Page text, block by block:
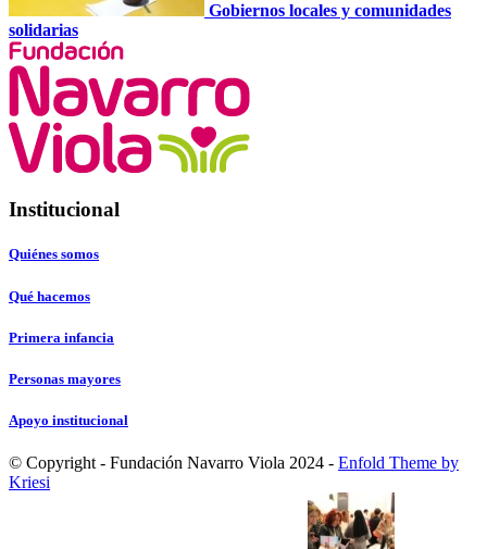
Gobiernos locales y comunidades
solidarias
Institucional
Quiénes somos
Qué hacemos
Primera infancia
Personas mayores
Apoyo institucional
© Copyright - Fundación Navarro Viola 2024 - Enfold Theme by
Kriesi